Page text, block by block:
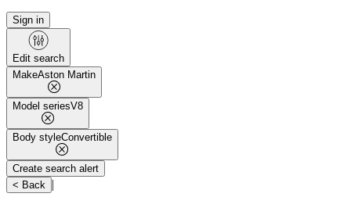
Sign in
Edit search
MakeAston Martin
Model seriesV8
Body styleConvertible
Create search alert
< Back |